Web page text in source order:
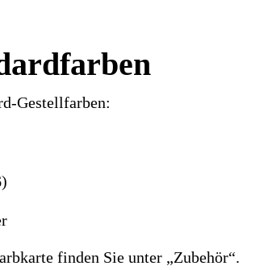
Gestellfarben:
finden Sie unter „Zubehör“.